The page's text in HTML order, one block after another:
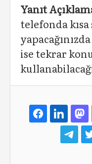
Yanıt
telefonda
ise tekrar